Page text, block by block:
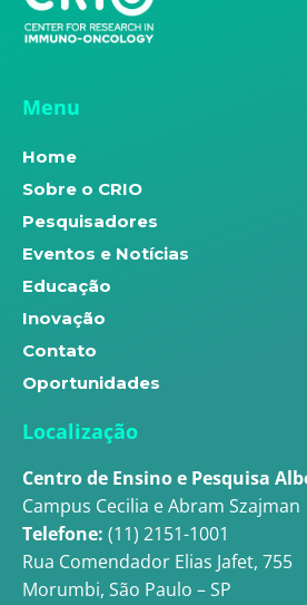
Menu
Home
Sobre o CRIO
Pesquisadores
Eventos e Notícias
Educação
Inovação
Contato
Oportunidades
Localização
Centro de Ensino e Pesquisa
Campus Cecilia e Abram Szajman
Telefone: (11) 2151-1001
Rua Comendador Elias Jafet, 755
Morumbi, São Paulo – SP